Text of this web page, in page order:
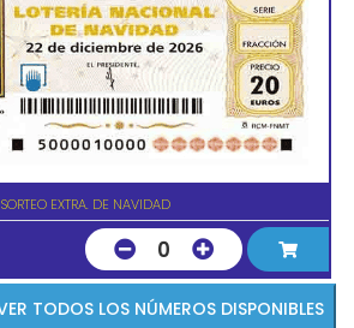
SORTEO EXTRA. DE NAVIDAD
0
VER TODOS LOS NÚMEROS DISPONIBLES